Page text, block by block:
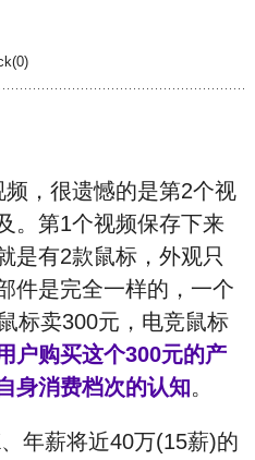
，很遗憾的是第2个视
。第1个视频保存下来
是有2款鼠标，外观只
件是完全一样的，一个
标卖300元，电竞鼠标
户购买这个300元的产
身消费档次的认知。
年薪将近40万(15薪)的